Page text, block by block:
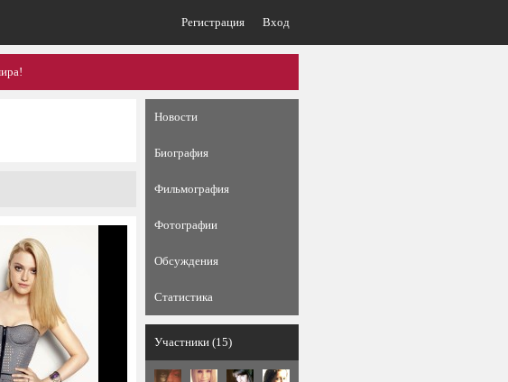
Регистрация Вход
Новости
Биография
Фильмография
Фотографии
Обсуждения
Статистика
Участники (15)